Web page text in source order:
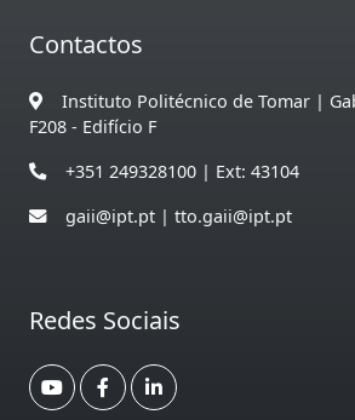
Contactos
Instituto Politécnico de Tomar |
F208 - Edifício F
+351 249328100 | Ext: 43104
gaii@ipt.pt | tto.gaii@ipt.pt
Redes Sociais